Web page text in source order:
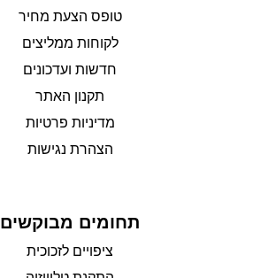
טופס הצעת מחיר
לקוחות ממליצים
חדשות ועדכונים
תקנון האתר
מדיניות פרטיות
הצהרת נגישות
תחומים מבוקשים
ציפויים לזכוכית